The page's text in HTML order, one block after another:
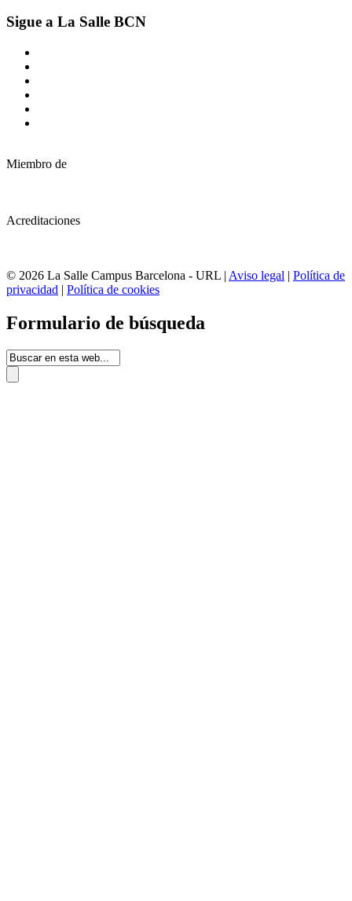
Sigue a La Salle BCN
Miembro de
Acreditaciones
© 2026 La Salle Campus Barcelona - URL | Aviso legal | Política de
privacidad | Política de cookies
Formulario de búsqueda